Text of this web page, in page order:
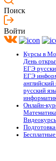
Поиск
Войти
Курсы в
День
ЕГЭ
ЕГЭ
английский
русский
Онлайн-